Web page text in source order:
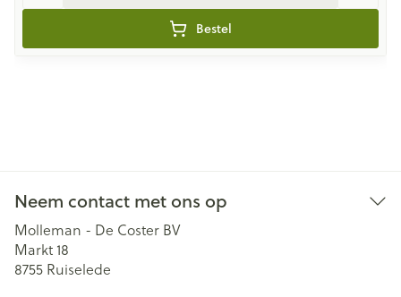
Bestel
Neem contact met ons op
Molleman - De Coster BV
Markt 18
8755 Ruiselede